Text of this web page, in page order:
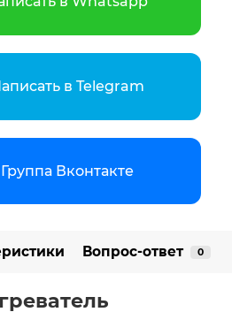
в Telegram
Группа Вконтакте
Вопрос-ответ 0